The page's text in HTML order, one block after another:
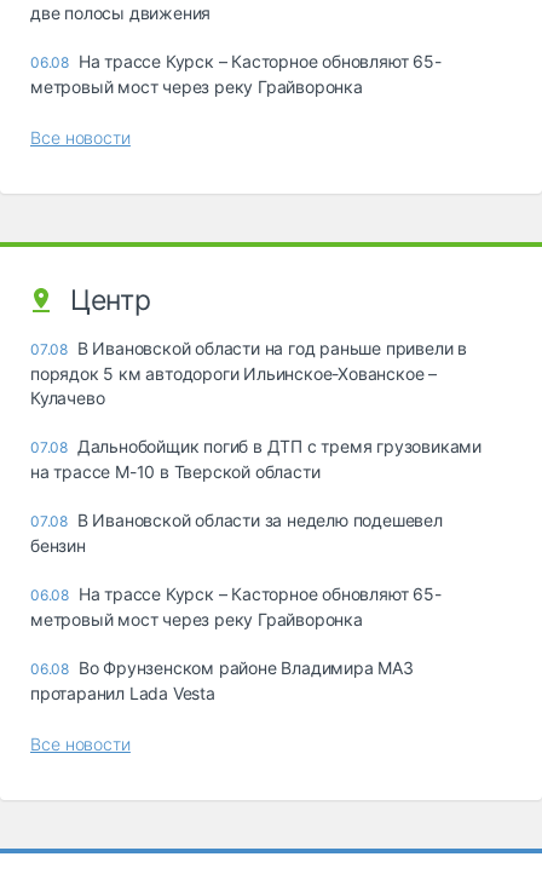
две полосы движения
06.08 На трассе Курск – Касторное обновляют 65-
метровый мост через реку Грайворонка
Все новости
Центр
07.08 В Ивановской области на год раньше привели в
порядок 5 км автодороги Ильинское-Хованское –
Кулачево
07.08 Дальнобойщик погиб в ДТП с тремя грузовиками
на трассе М-10 в Тверской области
07.08 В Ивановской области за неделю подешевел
бензин
06.08 На трассе Курск – Касторное обновляют 65-
метровый мост через реку Грайворонка
06.08 Во Фрунзенском районе Владимира МАЗ
протаранил Lada Vesta
Все новости